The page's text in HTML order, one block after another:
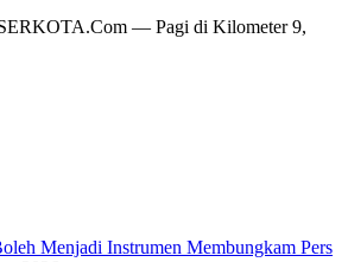
— Pagi di Kilometer 9,
Menjadi Instrumen Membungkam Pers